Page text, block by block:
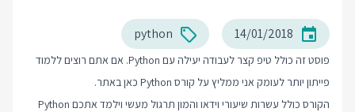
14/01/2018
python
פוסט זה כולל טיפ קצר לעבודה יעילה עם Python. אם אתם רוצים ללמוד
פייתון יותר לעומק אני ממליץ על קורס Python
כאן באתר.
הקורס כולל עשרות שיעורי וידאו והמון תרגול מעשי וילמד אתכם Python